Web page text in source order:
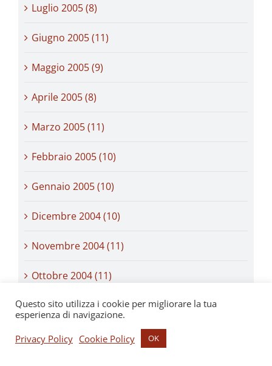
Luglio 2005 (8)
Giugno 2005 (11)
Maggio 2005 (9)
Aprile 2005 (8)
Marzo 2005 (11)
Febbraio 2005 (10)
Gennaio 2005 (10)
Dicembre 2004 (10)
Novembre 2004 (11)
Ottobre 2004 (11)
Settembre 2004 (10)
Agosto 2004 (11)
Questo sito utilizza i cookie per migliorare la tua
esperienza di navigazione.
Privacy Policy Cookie Policy OK